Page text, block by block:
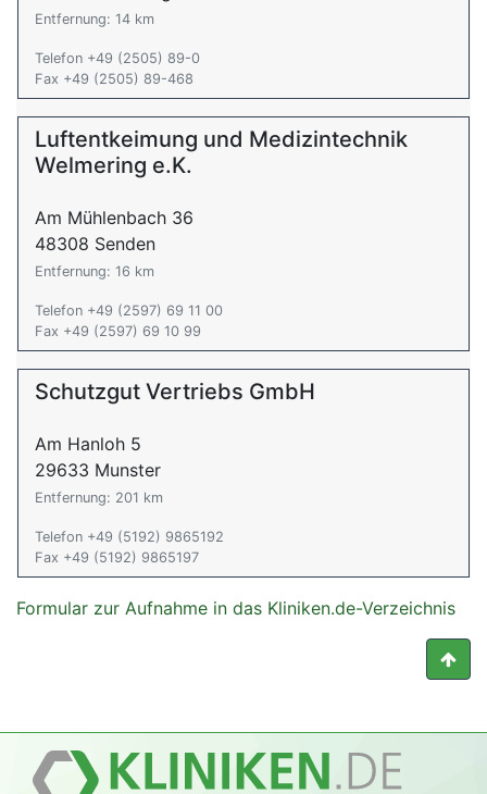
Entfernung: 14 km
Telefon +49 (2505) 89-0
Fax +49 (2505) 89-468
Luftentkeimung und Medizintechnik
Welmering e.K.
Am Mühlenbach 36
48308 Senden
Entfernung: 16 km
Telefon +49 (2597) 69 11 00
Fax +49 (2597) 69 10 99
Schutzgut Vertriebs GmbH
Am Hanloh 5
29633 Munster
Entfernung: 201 km
Telefon +49 (5192) 9865192
Fax +49 (5192) 9865197
Formular zur Aufnahme in das Kliniken.de-Verzeichnis